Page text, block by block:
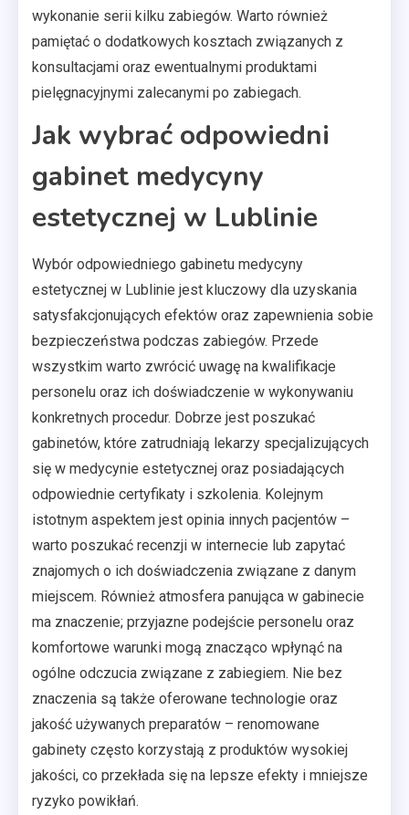
wykonanie serii kilku zabiegów. Warto również
pamiętać o dodatkowych kosztach związanych z
konsultacjami oraz ewentualnymi produktami
pielęgnacyjnymi zalecanymi po zabiegach.
Jak wybrać odpowiedni
gabinet medycyny
estetycznej w Lublinie
Wybór odpowiedniego gabinetu medycyny
estetycznej w Lublinie jest kluczowy dla uzyskania
satysfakcjonujących efektów oraz zapewnienia sobie
bezpieczeństwa podczas zabiegów. Przede
wszystkim warto zwrócić uwagę na kwalifikacje
personelu oraz ich doświadczenie w wykonywaniu
konkretnych procedur. Dobrze jest poszukać
gabinetów, które zatrudniają lekarzy specjalizujących
się w medycynie estetycznej oraz posiadających
odpowiednie certyfikaty i szkolenia. Kolejnym
istotnym aspektem jest opinia innych pacjentów –
warto poszukać recenzji w internecie lub zapytać
znajomych o ich doświadczenia związane z danym
miejscem. Również atmosfera panująca w gabinecie
ma znaczenie; przyjazne podejście personelu oraz
komfortowe warunki mogą znacząco wpłynąć na
ogólne odczucia związane z zabiegiem. Nie bez
znaczenia są także oferowane technologie oraz
jakość używanych preparatów – renomowane
gabinety często korzystają z produktów wysokiej
jakości, co przekłada się na lepsze efekty i mniejsze
ryzyko powikłań.